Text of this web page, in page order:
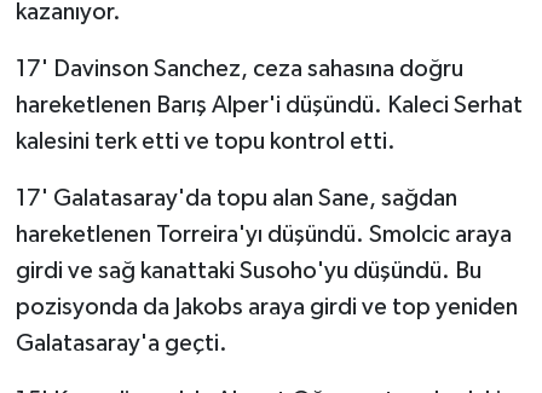
kazanıyor.
17' Davinson Sanchez, ceza sahasına doğru
hareketlenen Barış Alper'i düşündü. Kaleci Serhat
kalesini terk etti ve topu kontrol etti.
17' Galatasaray'da topu alan Sane, sağdan
hareketlenen Torreira'yı düşündü. Smolcic araya
girdi ve sağ kanattaki Susoho'yu düşündü. Bu
pozisyonda da Jakobs araya girdi ve top yeniden
Galatasaray'a geçti.